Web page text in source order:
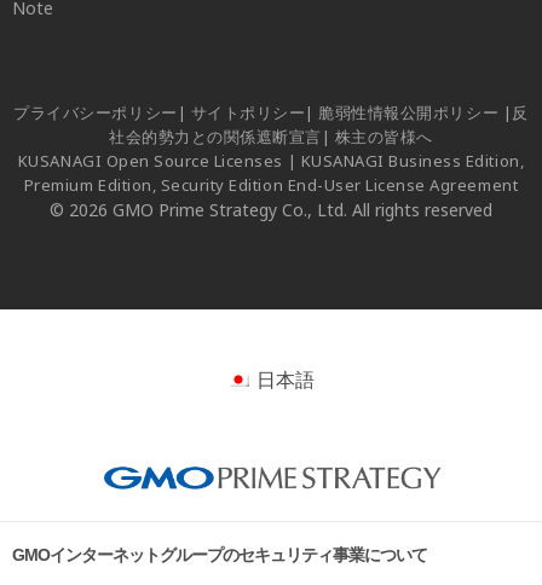
Note
プライバシーポリシー | サイトポリシー | 脆弱性情報公開ポリシー | 反
社会的勢力との関係遮断宣言 | 株主の皆様へ
KUSANAGI Open Source Licenses | KUSANAGI Business Edition,
Premium Edition, Security Edition End-User License Agreement
© 2026 GMO Prime Strategy Co., Ltd. All rights reserved
日本語
GMOインターネットグループのセキュリティ事業について